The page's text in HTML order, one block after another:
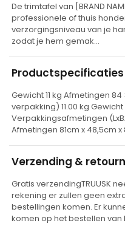
t
e
a
t
v
e
De trimtafel van [BRAND
professionele of thuis
verzorgingsniveau van je
zodat je hem gemak…
Productspecificaties
Gewicht 11 kg Afmetingen 84
verpakking) 11.00 kg
Verpakkingsafmetingen
Afmetingen 81cm x 48,5cm
Verzending &
Gratis verzendingTRUUSK
rekening er zullen geen
bestellingen komen. Er
komen op het bestellen van